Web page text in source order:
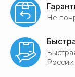
Не
России